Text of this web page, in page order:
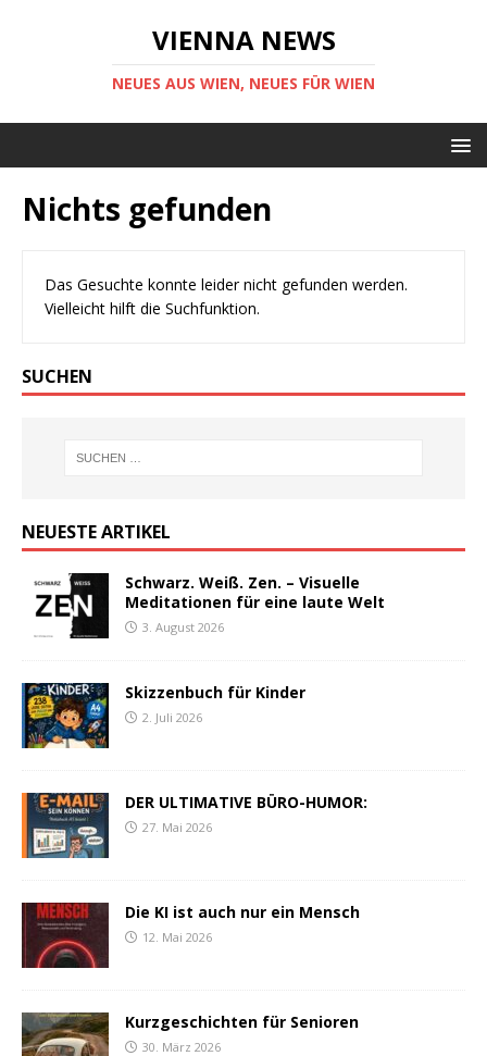
VIENNA NEWS
NEUES AUS WIEN, NEUES FÜR WIEN
Nichts gefunden
Das Gesuchte konnte leider nicht gefunden werden.
Vielleicht hilft die Suchfunktion.
SUCHEN
NEUESTE ARTIKEL
Schwarz. Weiß. Zen. – Visuelle
Meditationen für eine laute Welt
3. August 2026
Skizzenbuch für Kinder
2. Juli 2026
DER ULTIMATIVE BÜRO-HUMOR:
27. Mai 2026
Die KI ist auch nur ein Mensch
12. Mai 2026
Kurzgeschichten für Senioren
30. März 2026